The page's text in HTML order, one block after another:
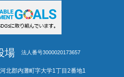
場 法人番号3000020173657
北郡内灘町字大学1丁目2番地1